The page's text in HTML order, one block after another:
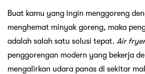
Buat kamu yang ingin menggoreng
menghemat minyak goreng, maka
adalah salah satu solusi tepat. Air
penggorengan modern yang bekerja
mengalirkan udara panas di sekitar